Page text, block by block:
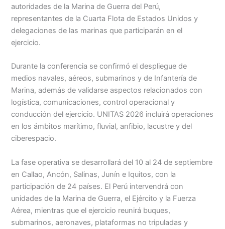
autoridades de la Marina de Guerra del Perú,
representantes de la Cuarta Flota de Estados Unidos y
delegaciones de las marinas que participarán en el
ejercicio.
Durante la conferencia se confirmó el despliegue de
medios navales, aéreos, submarinos y de Infantería de
Marina, además de validarse aspectos relacionados con
logística, comunicaciones, control operacional y
conducción del ejercicio. UNITAS 2026 incluirá operaciones
en los ámbitos marítimo, fluvial, anfibio, lacustre y del
ciberespacio.
La fase operativa se desarrollará del 10 al 24 de septiembre
en Callao, Ancón, Salinas, Junín e Iquitos, con la
participación de 24 países. El Perú intervendrá con
unidades de la Marina de Guerra, el Ejército y la Fuerza
Aérea, mientras que el ejercicio reunirá buques,
submarinos, aeronaves, plataformas no tripuladas y